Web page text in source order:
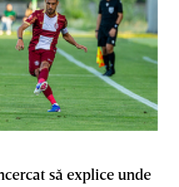
să explice unde